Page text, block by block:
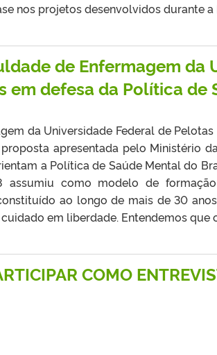
nos projetos desenvolvidos durante a
de Enfermagem da
em defesa da Política de
da Universidade Federal de
apresentada pelo Ministério
a Política de Saúde Mental do
assumiu como modelo de
ao longo de mais de 30
em liberdade. Entendemos que
COMO